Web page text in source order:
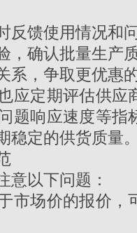
反馈使用情况和
，确认批量生产
系，争取更优惠
应定期评估供应
题响应速度等指
稳定的供货质量
意以下问题：
市场价的报价，